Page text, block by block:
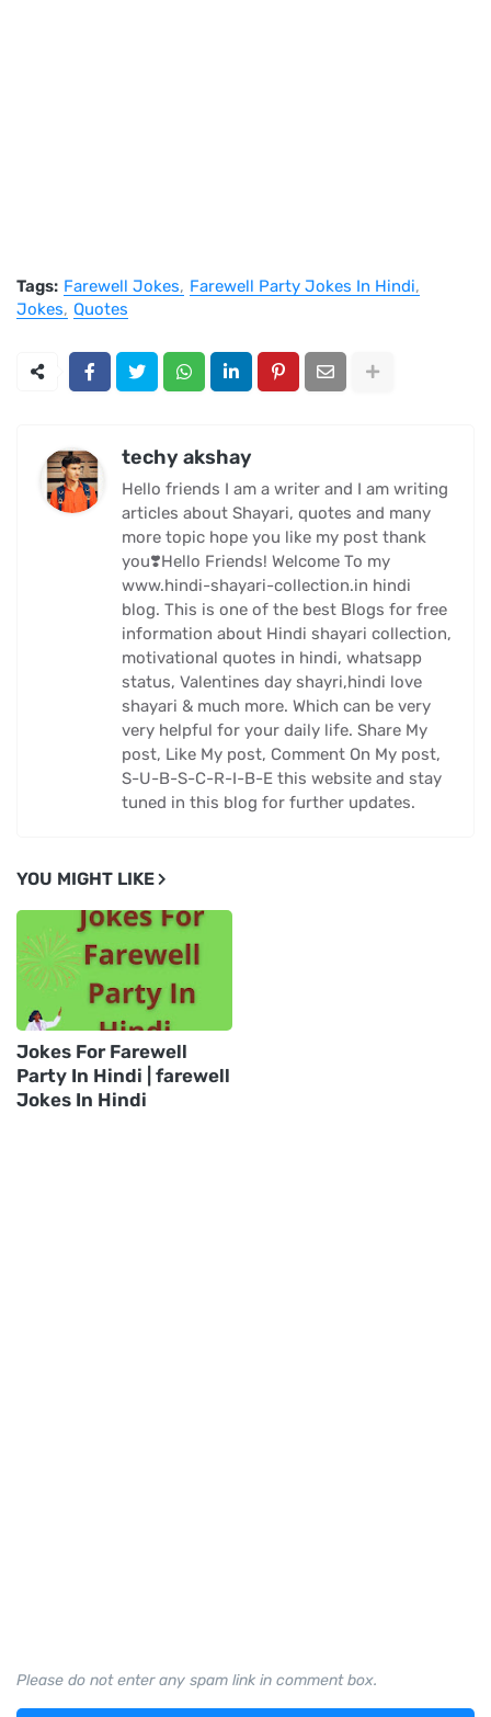
Tags: Farewell Jokes
Farewell Party Jokes In Hindi
Jokes
Quotes
techy akshay
Hello friends I am a writer and I am writing
articles about Shayari, quotes and many
more topic hope you like my post thank
you❣️Hello Friends! Welcome To my
www.hindi-shayari-collection.in hindi
blog. This is one of the best Blogs for free
information about Hindi shayari collection,
motivational quotes in hindi, whatsapp
status, Valentines day shayri,hindi love
shayari & much more. Which can be very
very helpful for your daily life. Share My
post, Like My post, Comment On My post,
S-U-B-S-C-R-I-B-E this website and stay
tuned in this blog for further updates.
YOU MIGHT LIKE
Jokes For Farewell
Party In Hindi | farewell
Jokes In Hindi
Please do not enter any spam link in comment box.